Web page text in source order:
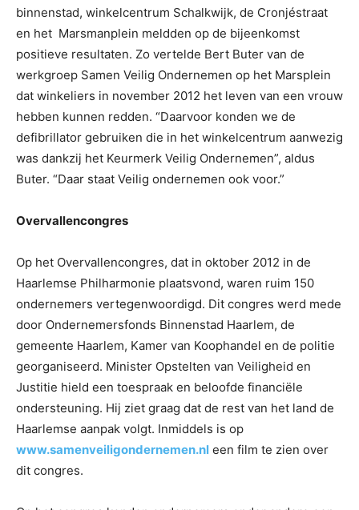
binnenstad, winkelcentrum Schalkwijk, de Cronjéstraat
en het Marsmanplein meldden op de bijeenkomst
positieve resultaten. Zo vertelde Bert Buter van de
werkgroep Samen Veilig Ondernemen op het Marsplein
dat winkeliers in november 2012 het leven van een vrouw
hebben kunnen redden. “Daarvoor konden we de
defibrillator gebruiken die in het winkelcentrum aanwezig
was dankzij het Keurmerk Veilig Ondernemen”, aldus
Buter. “Daar staat Veilig ondernemen ook voor.”
Overvallencongres
Op het Overvallencongres, dat in oktober 2012 in de
Haarlemse Philharmonie plaatsvond, waren ruim 150
ondernemers vertegenwoordigd. Dit congres werd mede
door Ondernemersfonds Binnenstad Haarlem, de
gemeente Haarlem, Kamer van Koophandel en de politie
georganiseerd. Minister Opstelten van Veiligheid en
Justitie hield een toespraak en beloofde financiële
ondersteuning. Hij ziet graag dat de rest van het land de
Haarlemse aanpak volgt. Inmiddels is op
www.samenveiligondernemen.nl een film te zien over
dit congres.